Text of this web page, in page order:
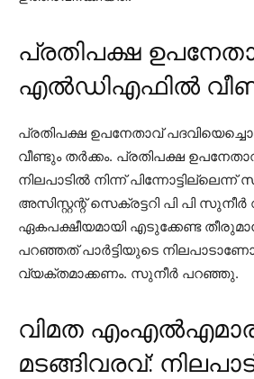
പ്രതിപക്ഷ
എൽഡിഎഫിൽ
പ്രതിപക്ഷ ഉപനേതാവ്
വീണ്ടും തര്‍ക്കം. പ്രതിപക്ഷ
നിലപാടില്‍ നിന്ന്
അസിസ്റ്റന്റ് സെക്രട്ടറി പി പി സുനീര്‍
ഏകപക്ഷീയമായി എടുക്കേണ്ട
പറഞ്ഞത് പാര്‍ട്ടിയുടെ
വ്യക്തമാക്കണം. സുനീര്‍ പറഞ്ഞു.
വിമത
മടങ്ങിവരവ്: